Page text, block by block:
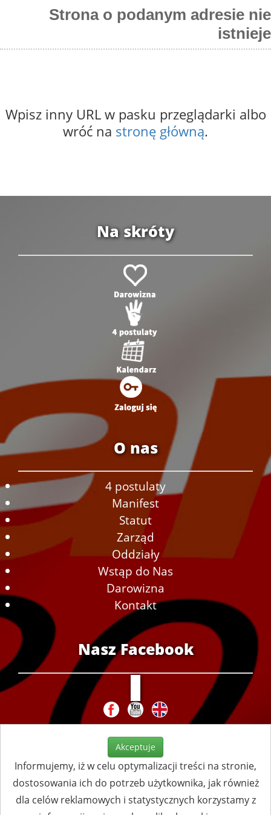
Strona o podanym adresie nie
istnieje
Wpisz inny URL w pasku przeglądarki albo
wróć na stronę główną.
Na skróty
O nas
4 postulaty
Manifest
Statut
Zarząd
Oddziały
Wstąp do Nas
Darowizna
Kontakt
Nasz Facebook
Akceptuje
Informujemy, iż w celu optymalizacji treści na stronie,
dostosowania ich do potrzeb użytkownika, jak również
dla celów reklamowych i statystycznych korzystamy z